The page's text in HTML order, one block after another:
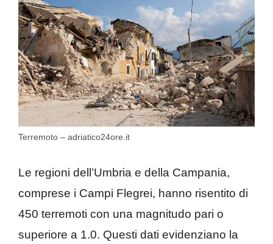
Terremoto – adriatico24ore.it
Le regioni dell’Umbria e della Campania,
comprese i Campi Flegrei, hanno risentito di
450 terremoti con una magnitudo pari o
superiore a 1.0. Questi dati evidenziano la